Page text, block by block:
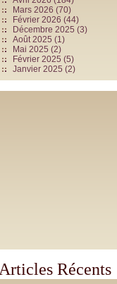
Mars 2026 (70)
Février 2026 (44)
Décembre 2025 (3)
Août 2025 (1)
Mai 2025 (2)
Février 2025 (5)
Janvier 2025 (2)
Articles Récents